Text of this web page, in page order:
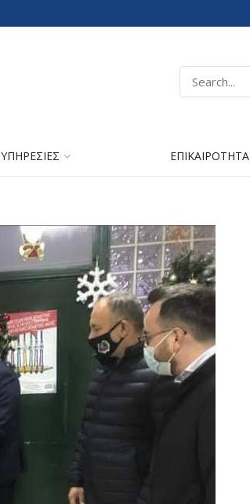
ΥΠΗΡΕΣΙΕΣ ΕΠΙΚΑΙΡΟΤΗΤΑ